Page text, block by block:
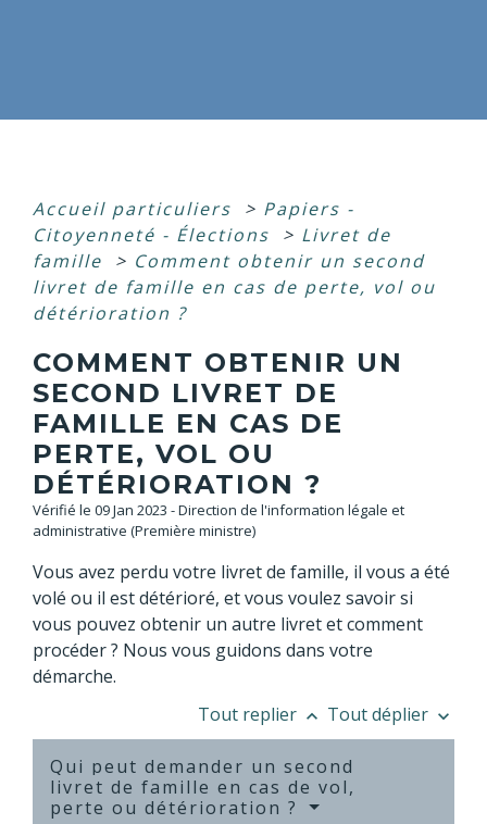
Accueil particuliers > Papiers -
Citoyenneté - Élections
> Livret de
famille
> Comment obtenir un second
livret de famille en cas de perte, vol ou
détérioration ?
COMMENT OBTENIR UN
SECOND LIVRET DE
FAMILLE EN CAS DE
PERTE, VOL OU
DÉTÉRIORATION ?
Vérifié le 09 Jan 2023 - Direction de l'information légale et
administrative (Première ministre)
Vous avez perdu votre livret de famille, il vous a été
volé ou il est détérioré, et vous voulez savoir si
vous pouvez obtenir un autre livret et comment
procéder ? Nous vous guidons dans votre
démarche.
Tout replier keyboard_arrow_up Tout déplier keyboard_arrow_down
Qui peut demander un second
livret de famille en cas de vol,
perte ou détérioration ?